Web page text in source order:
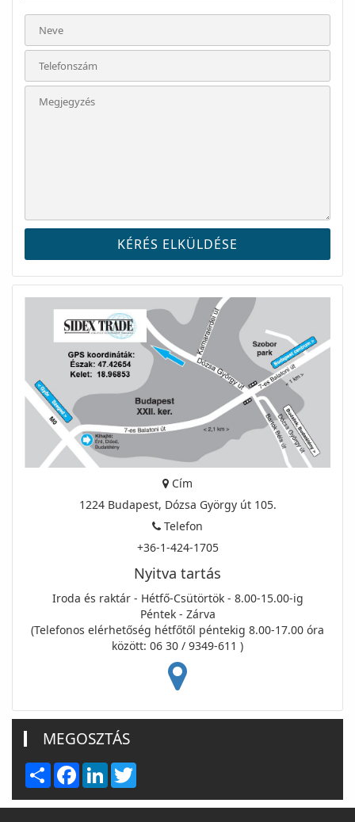
Cím
1224 Budapest, Dózsa György út 105.
Telefon
+36-1-424-1705
Nyitva tartás
Iroda és raktár - Hétfő-Csütörtök - 8.00-15.00-ig
Péntek - Zárva
(Telefonos elérhetőség hétfőtől péntekig 8.00-17.00 óra
között: 06 30 / 9349-611 )
MEGOSZTÁS
Share FacebookLinkedIn